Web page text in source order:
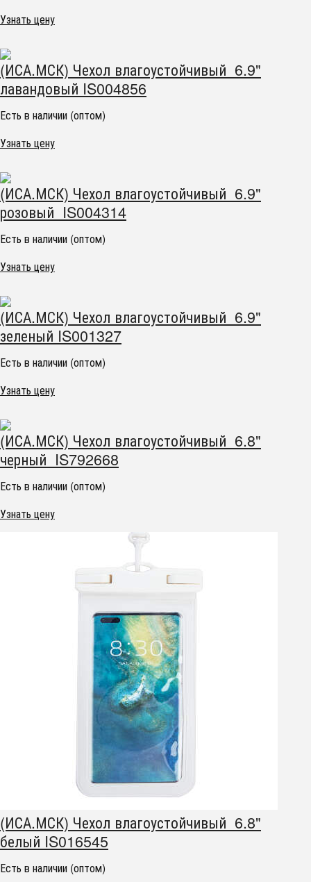
Узнать цену
(ИСА.МСК) Чехол влагоустойчивый 6.9"
лавандовый IS004856
Есть в наличии (оптом)
Узнать цену
(ИСА.МСК) Чехол влагоустойчивый 6.9"
розовый IS004314
Есть в наличии (оптом)
Узнать цену
(ИСА.МСК) Чехол влагоустойчивый 6.9"
зеленый IS001327
Есть в наличии (оптом)
Узнать цену
(ИСА.МСК) Чехол влагоустойчивый 6.8"
черный IS792668
Есть в наличии (оптом)
Узнать цену
(ИСА.МСК) Чехол влагоустойчивый 6.8"
белый IS016545
Есть в наличии (оптом)